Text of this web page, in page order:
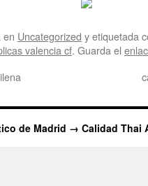
en Uncategorized y etiquetada
valencia cf. Guarda el
de Madrid → Calidad Thai